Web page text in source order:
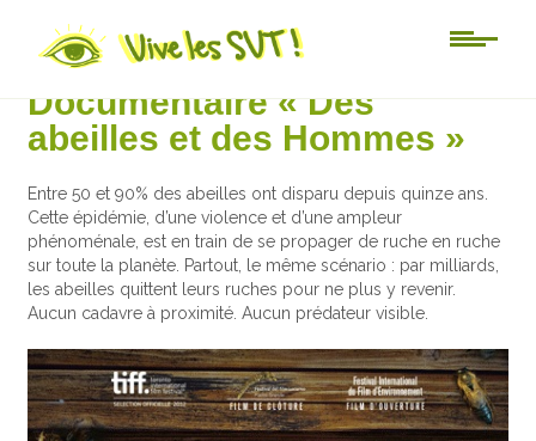
Au jour le jour
Documentaire « Des
abeilles et des Hommes »
Entre 50 et 90% des abeilles ont disparu depuis quinze ans.
Cette épidémie, d’une violence et d’une ampleur
phénoménale, est en train de se propager de ruche en ruche
sur toute la planète. Partout, le même scénario : par milliards,
les abeilles quittent leurs ruches pour ne plus y revenir.
Aucun cadavre à proximité. Aucun prédateur visible.